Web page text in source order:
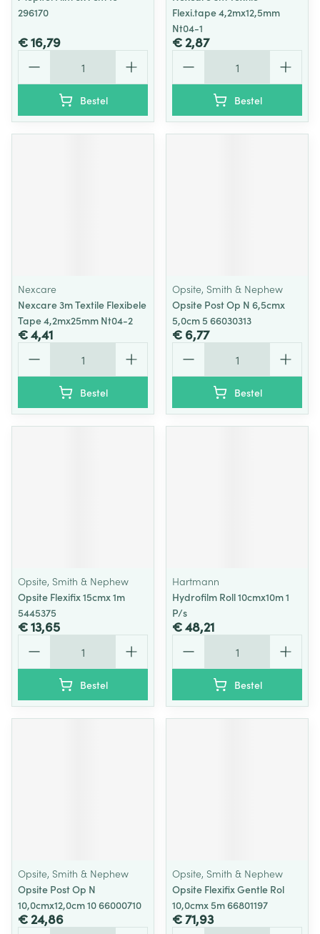
296170
€ 16,79
Bestel
Flexi.tape 4,2mx12,5mm
Nt04-1
€ 2,87
Bestel
Nexcare
Nexcare 3m Textile Flexibele
Tape 4,2mx25mm Nt04-2
€ 4,41
Bestel
Opsite, Smith & Nephew
Opsite Post Op N 6,5cmx
5,0cm 5 66030313
€ 6,77
Bestel
Opsite, Smith & Nephew
Opsite Flexifix 15cmx 1m
5445375
€ 13,65
Bestel
Hartmann
Hydrofilm Roll 10cmx10m 1
P/s
€ 48,21
Bestel
Opsite, Smith & Nephew
Opsite Post Op N
10,0cmx12,0cm 10 66000710
€ 24,86
Opsite, Smith & Nephew
Opsite Flexifix Gentle Rol
10,0cmx 5m 66801197
€ 71,93